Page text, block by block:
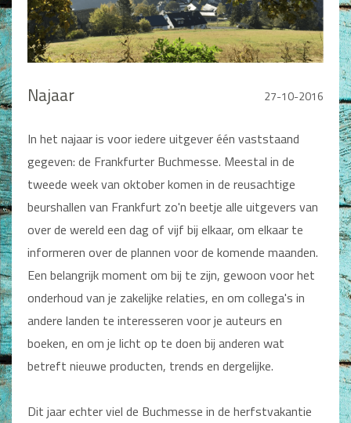
Man
Vrouw
Alle producten
Seksualiteit
Jongerenboeken
Kinderboeken
Kinderbijbels
Voorlezen
Zelf lezen
Doeboeken
Alle producten
Cadeauboeken
Gideonietjes
Dagboeken
Gebed
Najaar 27-10-2016
In het najaar is voor iedere uitgever één vaststaand
gegeven: de Frankfurter Buchmesse. Meestal in de
tweede week van oktober komen in de reusachtige
beurshallen van Frankfurt zo'n beetje alle uitgevers van
over de wereld een dag of vijf bij elkaar, om elkaar te
informeren over de plannen voor de komende maanden.
Een belangrijk moment om bij te zijn, gewoon voor het
onderhoud van je zakelijke relaties, en om collega's in
andere landen te interesseren voor je auteurs en
boeken, en om je licht op te doen bij anderen wat
betreft nieuwe producten, trends en dergelijke.
Dit jaar echter viel de Buchmesse in de herfstvakantie